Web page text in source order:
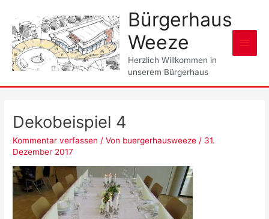
Inhalt
springen
Bürgerhaus
Weeze
Herzlich Willkommen in
unserem Bürgerhaus
Dekobeispiel 4
Kommentar verfassen / Von buergerhausweeze / 31.
Dezember 2017